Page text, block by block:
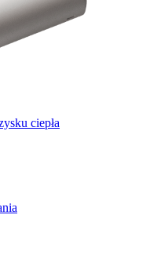
ciepła